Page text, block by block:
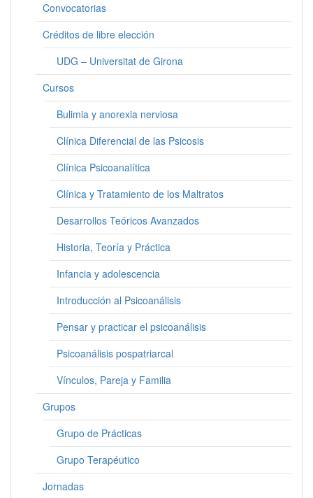
Convocatorias
Créditos de libre elección
UDG – Universitat de Girona
Cursos
Bulimia y anorexia nerviosa
Clínica Diferencial de las Psicosis
Clínica Psicoanalítica
Clínica y Tratamiento de los Maltratos
Desarrollos Teóricos Avanzados
Historia, Teoría y Práctica
Infancia y adolescencia
Introducción al Psicoanálisis
Pensar y practicar el psicoanálisis
Psicoanálisis pospatriarcal
Vínculos, Pareja y Familia
Grupos
Grupo de Prácticas
Grupo Terapéutico
Jornadas